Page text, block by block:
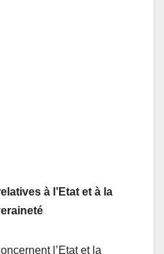
à l’Etat et à la
l’Etat et la